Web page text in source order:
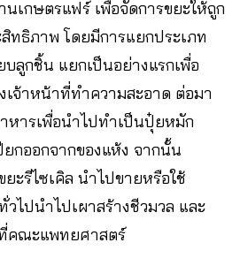
นเกษตรแฟร์ เพื่อจัดการขยะให้ถูก
ทธิภาพ โดยมีการแยกประเภท
บลูกชิ้น แยกเป็นอย่างแรกเพื่อ
เจ้าหน้าที่ทำความสะอาด ต่อมา
หารเพื่อนำไปทำเป็นปุ๋ยหมัก
กออกจากของแห้ง จากนั้น
ะรีไซเคิล นำไปขายหรือใช้
ไปนำไปเผาสร้างชีวมวล และ
คณะแพทยศาสตร์